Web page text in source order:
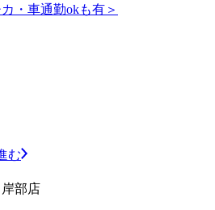
・車通勤okも有＞
む
部店